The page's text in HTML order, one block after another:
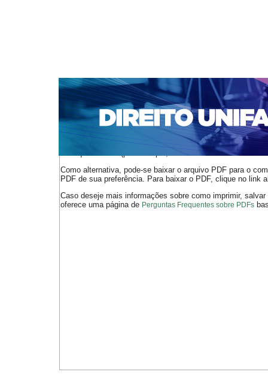
CAPA SOBRE ACESSO CADASTRO
NOTÍCIAS
EDIÇÕES DE Nº 1 A 100 WEBMAIL
Capa>n. 126 (2010) > Pinto
O arquivo PDF selecionado deve ser carregado no
de arquivos PDF (por exemplo, uma versão atual do
Como alternativa, pode-se baixar o arquivo PDF para o
PDF de sua preferência. Para baixar o PDF, clique no link
Caso deseje mais informações sobre como imprimir,
oferece uma página de Perguntas Frequentes sobre PDFs